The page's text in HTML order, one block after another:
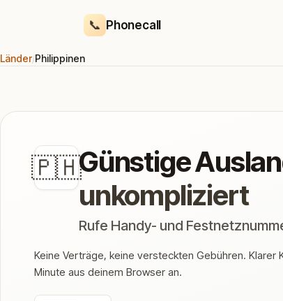
📞 Phonecall
Länder/Philippinen
🇵🇭Günstige
unkompliziert
Rufe Handy- und
Keine Verträge, keine versteckten Gebühren. Klarer
Minute aus deinem Browser an.